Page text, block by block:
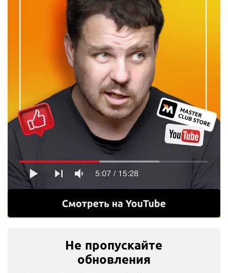
Не пропускайте
обновления